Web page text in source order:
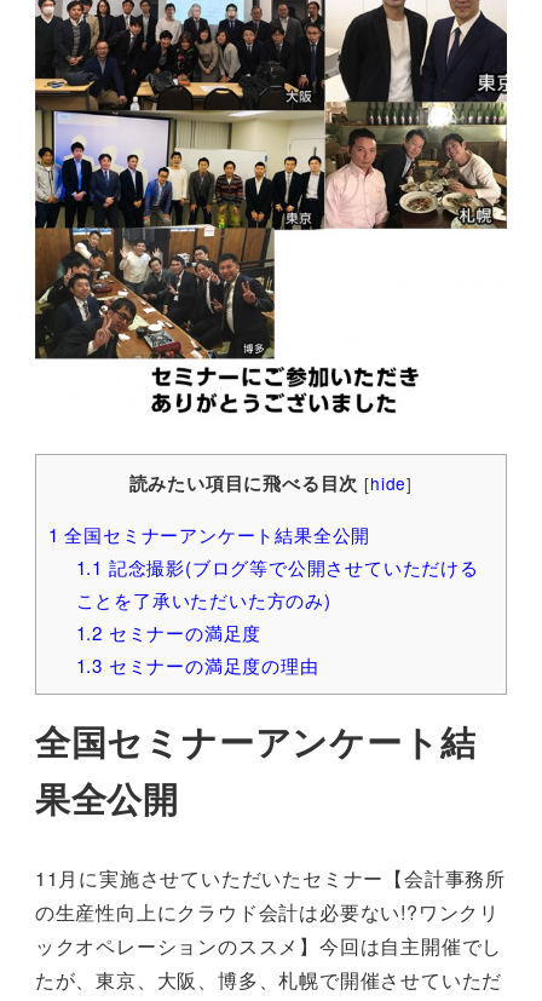
読みたい項目に飛べる目次 [hide]
1 全国セミナーアンケート結果全公開
1.1 記念撮影(ブログ等で公開させていただける
ことを了承いただいた方のみ)
1.2 セミナーの満足度
1.3 セミナーの満足度の理由
全国セミナーアンケート結
果全公開
11月に実施させていただいたセミナー【会計事務所
の生産性向上にクラウド会計は必要ない!?ワンクリ
ックオペレーションのススメ】今回は自主開催でし
たが、東京、大阪、博多、札幌で開催させていただ